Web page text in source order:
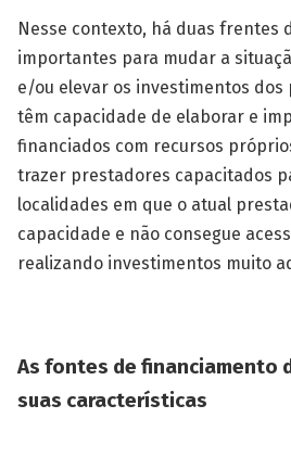
Nesse contexto, há duas frentes
importantes para mudar a
e/ou elevar os investimentos dos
têm capacidade de elaborar e
financiados com recursos
trazer prestadores capacitados
localidades em que o atual
capacidade e não consegue
realizando investimentos muito
As fontes de financiamento
suas características